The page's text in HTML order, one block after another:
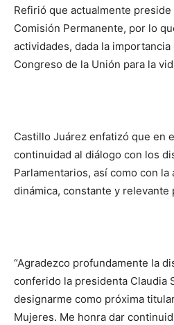
Refirió que actualmente
Comisión Permanente, por lo
actividades, dada la
Congreso de la Unión para la
Castillo Juárez enfatizó que en
continuidad al diálogo con los
Parlamentarios, así como con
dinámica, constante y relevante
“Agradezco profundamente la
conferido la presidenta Claudia
designarme como próxima
Mujeres. Me honra dar